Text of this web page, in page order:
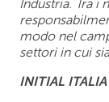
Industria. Tra i
modo nel
settori in cui
INITIAL ITALIA